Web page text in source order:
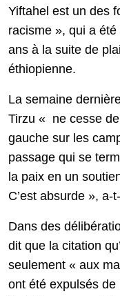
Yiftahel est un des
racisme », qui a
ans à la suite de
éthiopienne.
La semaine
Tirzu « ne cesse
gauche sur les
passage qui se
la paix en un
C’est absurde », a-
Dans des
dit que la citation
seulement « aux
ont été expulsés